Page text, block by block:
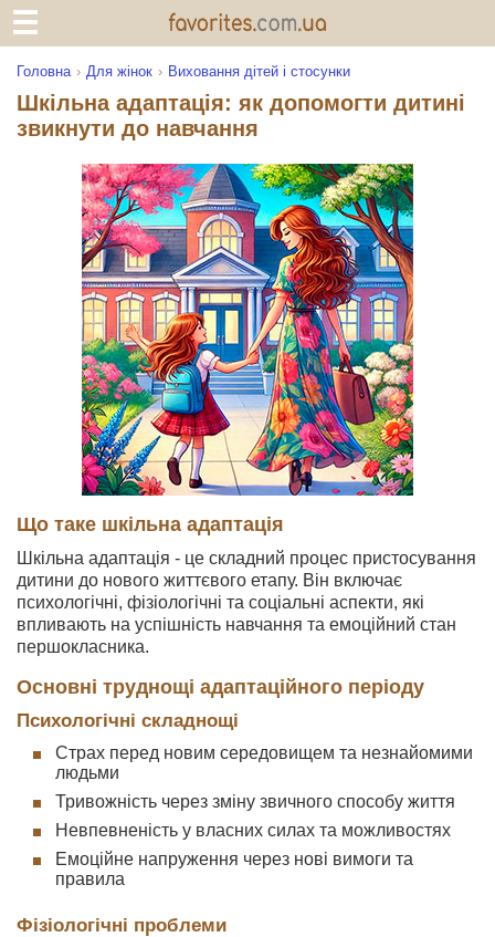
Головна Для жінок Виховання дітей і стосунки
Шкільна адаптація: як допомогти дитині
звикнути до навчання
Що таке шкільна адаптація
Шкільна адаптація - це складний процес пристосування
дитини до нового життєвого етапу. Він включає
психологічні, фізіологічні та соціальні аспекти, які
впливають на успішність навчання та емоційний стан
першокласника.
Основні труднощі адаптаційного періоду
Психологічні складнощі
Страх перед новим середовищем та незнайомими
людьми
Тривожність через зміну звичного способу життя
Невпевненість у власних силах та можливостях
Емоційне напруження через нові вимоги та
правила
Фізіологічні проблеми